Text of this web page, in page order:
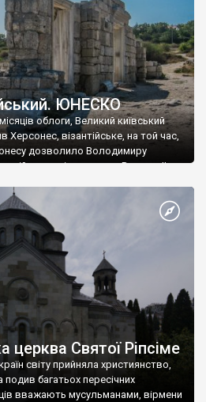
ЮНЕСКО
облоги, Великий київський
візантійське, на той час,
дозволило Володимиру
імператору Василю ІІ, та
став Василем-християнином.
На честь Херсонесу Таврійського
церква Святої Ріпсіме
світу прийняла християнство,
подив багатьох пересічних
вважають мусульманами, вірмени